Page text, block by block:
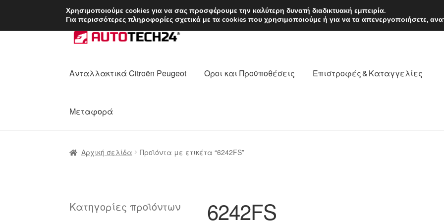
ΑΠΟΣΤΟΛΗ από 7 EUR Δευτέρα-Παρ.
Απευθείας
μετάβαση
πλοήγηση
Μετάβαση
σε
Ανταλλακτικά Citroën Peugeot Οροι και Προϋποθέσεις Επιστροφές & Καταγγελίες
Μεταφορά
Αρχική σελίδα Προϊόντα με ετικέτα “6242FS”
6242FS
Κατηγορίες προϊόντων
Χρησιμοποιούμε cookies για να σας προσφέρουμε την καλύτερη δυνατή διαδικτυακή εμπειρία.
Για περισσότερες πληροφορίες σχετικά με τα cookies που χρησιμοποιούμε ή για να τα απενεργοποιήσετε,